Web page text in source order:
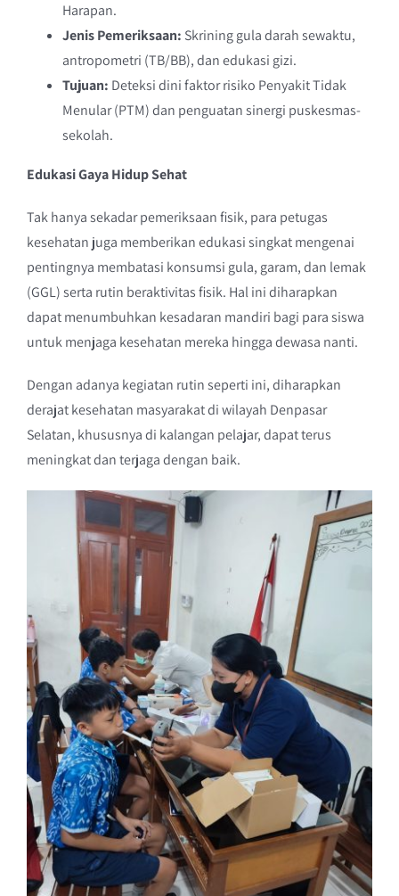
Harapan.
Jenis Pemeriksaan: Skrining gula darah sewaktu,
antropometri (TB/BB), dan edukasi gizi.
Tujuan: Deteksi dini faktor risiko Penyakit Tidak
Menular (PTM) dan penguatan sinergi puskesmas-
sekolah.
Edukasi Gaya Hidup Sehat
Tak hanya sekadar pemeriksaan fisik, para petugas
kesehatan juga memberikan edukasi singkat mengenai
pentingnya membatasi konsumsi gula, garam, dan lemak
(GGL) serta rutin beraktivitas fisik. Hal ini diharapkan
dapat menumbuhkan kesadaran mandiri bagi para siswa
untuk menjaga kesehatan mereka hingga dewasa nanti.
Dengan adanya kegiatan rutin seperti ini, diharapkan
derajat kesehatan masyarakat di wilayah Denpasar
Selatan, khususnya di kalangan pelajar, dapat terus
meningkat dan terjaga dengan baik.